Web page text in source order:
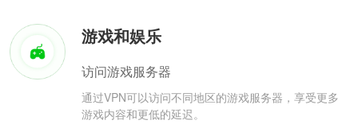
游戏和娱乐
访问游戏服务器
通过VPN可以访问不同地区的游戏服务器，享受更多
游戏内容和更低的延迟。